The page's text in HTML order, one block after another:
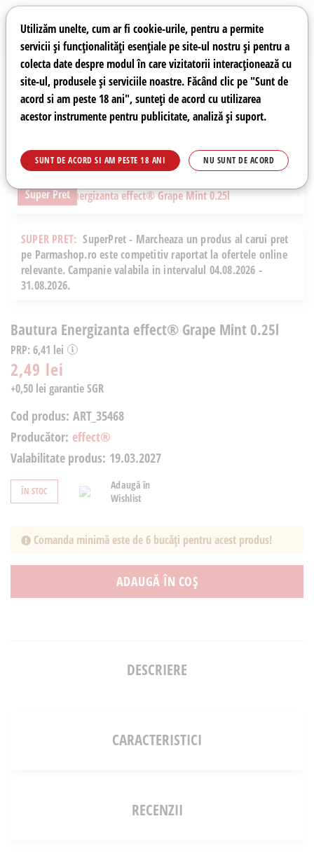
Preferințe pentru cookie-uri
Utilizăm unelte, cum ar fi cookie-urile, pentru a permite
servicii și funcționalități esențiale pe site-ul nostru și pentru a
colecta date despre modul în care vizitatorii interacționează cu
site-ul, produsele și serviciile noastre. Făcând clic pe "Sunt de
acord si am peste 18 ani", sunteți de acord cu utilizarea
acestor instrumente pentru publicitate, analiză și suport.
SUNT DE ACORD SI AM PESTE 18 ANI NU SUNT DE ACORD
Wishlist Autentificare
Super Pret
SUPER PRET: SuperPret - Marcheaza un produs al carui pret
pe Parmashop.ro este competitiv raportat la ofertele online
relevante. Campanie valabila in intervalul 04.08.2026 -
31.08.2026.
Bautura Energizanta effect® Grape Mint 0.25l
PRP: 6,41 lei
2,49 lei
+0,50 lei garantie SGR
Cod produs: ART_35468
Producător: effect®
Valabilitate produs: 19.03.2027
ÎN STOC
Adaugă în
Wishlist
Comanda minimă este de 6 bucăți pentru acest produs!
ADAUGĂ ÎN COȘ
DESCRIERE
CARACTERISTICI
RECENZII